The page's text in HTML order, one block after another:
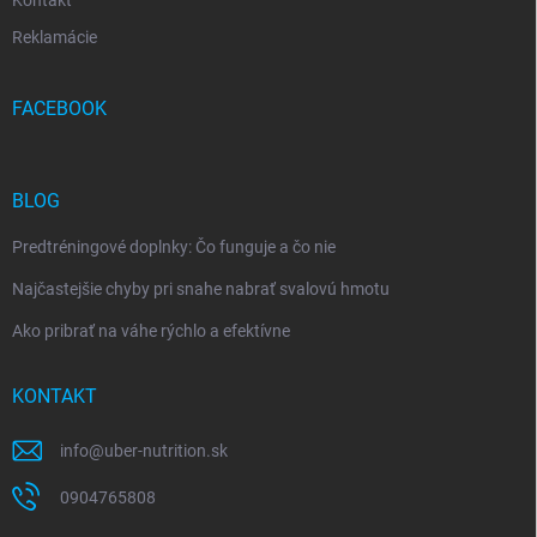
Reklamácie
FACEBOOK
BLOG
Predtréningové doplnky: Čo funguje a čo nie
Najčastejšie chyby pri snahe nabrať svalovú hmotu
Ako pribrať na váhe rýchlo a efektívne
KONTAKT
info@uber-nutrition.sk
0904765808